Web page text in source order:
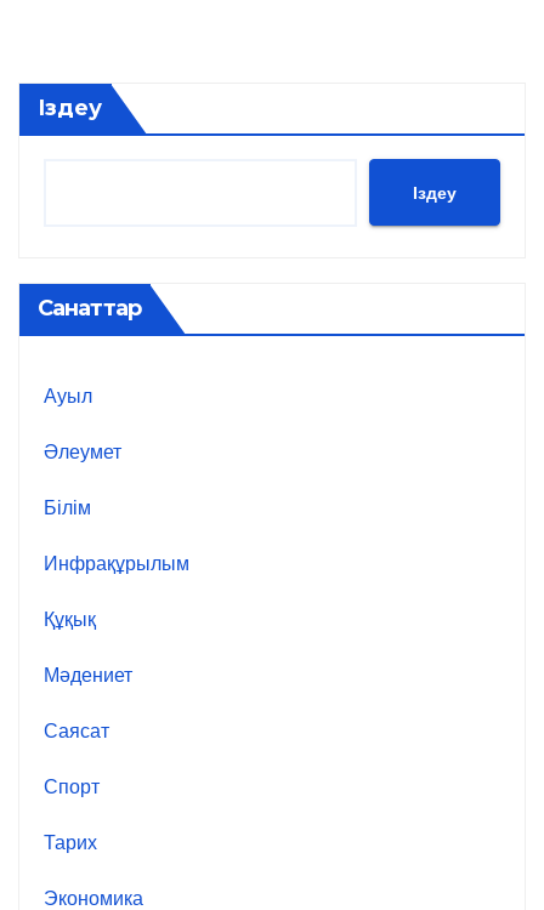
Іздеу
Іздеу
Санаттар
Ауыл
Әлеумет
Білім
Инфрақұрылым
Құқық
Мәдениет
Саясат
Спорт
Тарих
Экономика